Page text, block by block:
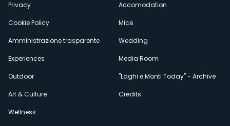
Privacy
Cookie Policy
Amministrazione trasparente
Experiences
Outdoor
Art & Culture
Wellness
Accomodation
Mice
Wedding
Media Room
"Laghi e Monti Today" - Archive
Credits